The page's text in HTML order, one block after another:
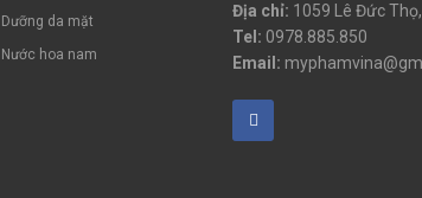
Dưỡng da mặt
Nước hoa nam
Địa chỉ: 1059 Lê Đức Thọ,
Tel: 0978.885.850
Email: